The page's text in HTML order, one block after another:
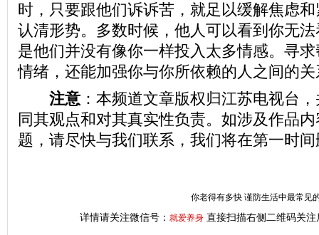
时，只要跟他们诉诉苦，就足以缓解焦虑
认清形势。多数时候，他人可以看到你无
是他们并没有像你一样投入太多情感。寻
情绪，还能加强你与你所依赖的人之间的
注意 ：本频道文章版权归江苏电视台
同其观点和对其真实性负责。如涉及作品
题，请尽快与我们联系，我们将在第一时
你老得有多快 谨防生活中最常见
详情请关注微信号： 就爱养身 直接扫描右侧二维码关注